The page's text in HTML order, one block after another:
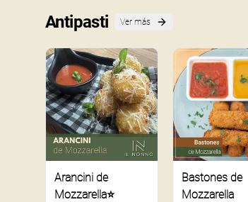
Antipasti Ver más
Arancini de
Mozzarella⭐
Bastones de
Mozzarella